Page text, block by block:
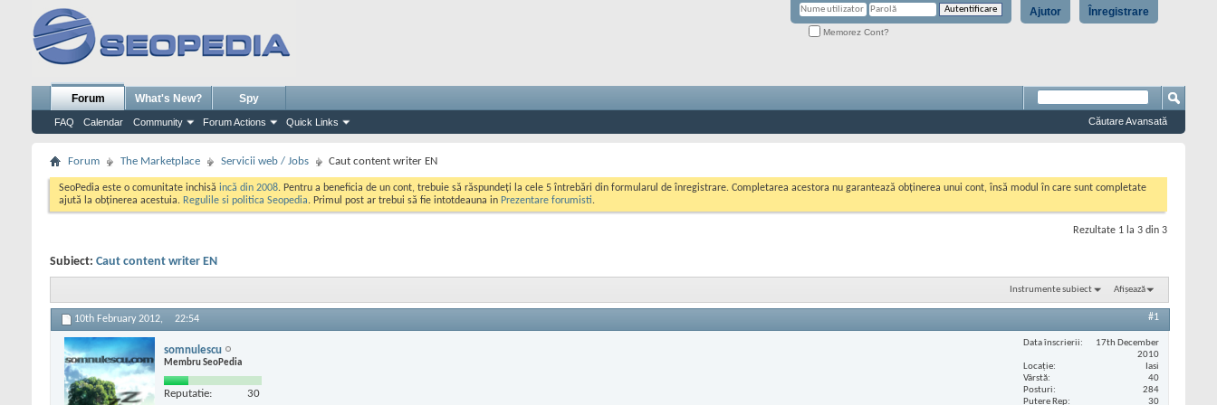
Înregistrare
Ajutor
Memorez Cont?
Forum
FAQ Calendar Community Forum Actions Quick Links
What's New? Spy
Căutare Avansată
Forum The Marketplace Servicii web / Jobs Caut content writer EN
SeoPedia este o comunitate inchisă incă din 2008. Pentru a beneficia de un cont, trebuie să răspundeți la cele 5 întrebări din formularul de înregistrare. Completarea acestora nu garantează obținerea unui cont, însă modul în care sunt completate
ajută la obținerea acestuia. Regulile si politica Seopedia. Primul post ar trebui să fie intotdeauna in Prezentare forumisti.
Rezultate 1 la 3 din 3
Subiect: Caut content writer EN
Instrumente subiect Afișează
10th February 2012, 22:54 #1
somnulescu
Membru SeoPedia
Reputatie: 30
Data înscrierii
17th December
2010
Locaţie
Iasi
Vârstă
40
Posturi
284
Putere Rep
30